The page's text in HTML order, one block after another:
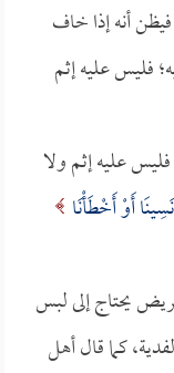
أنه إذا خاف
فليس عليه إثم
عليه إثم ولا
أَوْ أَخْطَأْنَا
يحتاج إلى لبس
كما قال أهل